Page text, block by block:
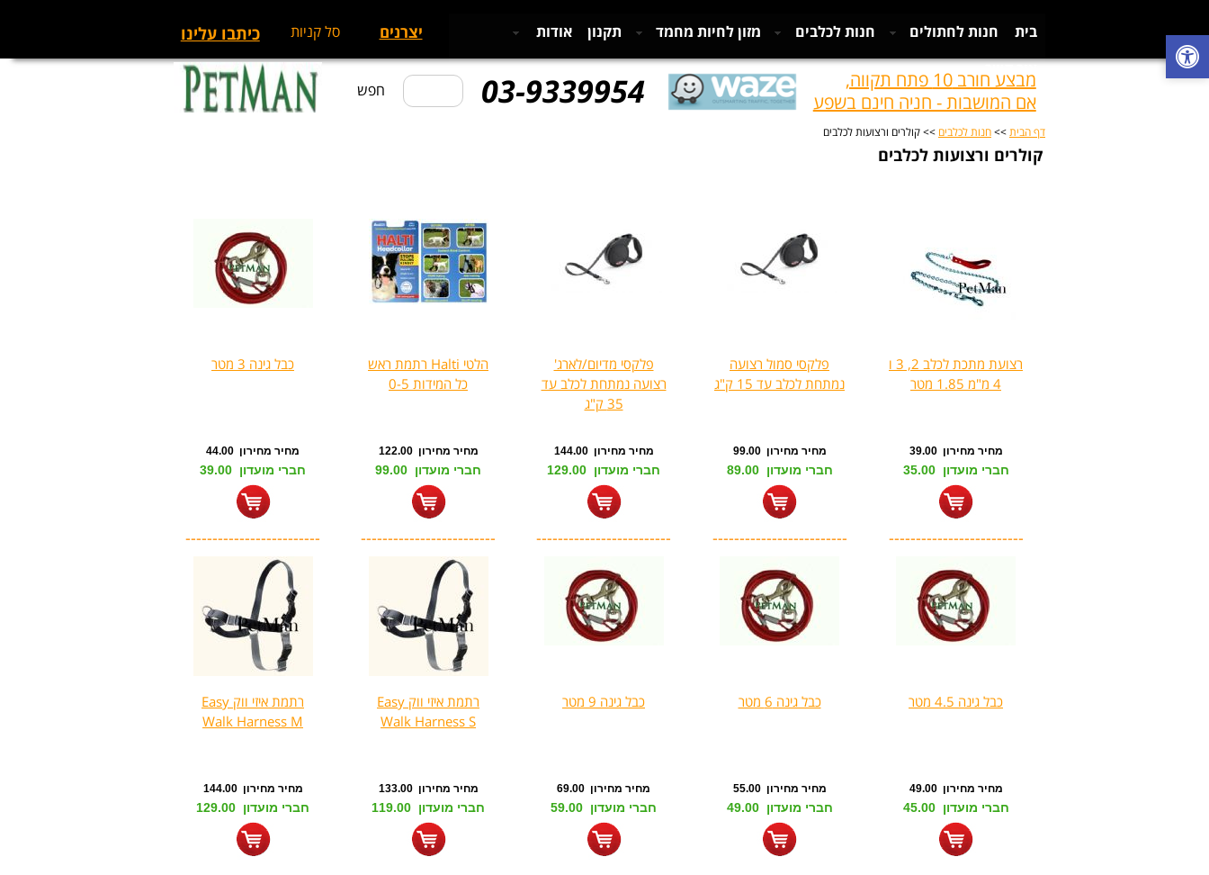
בית חנות לחתולים חנות לכלבים מזון לחיות מחמד תקנון אודות כיתבו עלינו סל קניות יצרנים
מבצע חורב 10 פתח תקווה,
אם המושבות - חניה חינם בשפע
חפש 03-9339954
דף הבית >> חנות לכלבים >> קולרים ורצועות לכלבים
קולרים ורצועות לכלבים
רצועת מתכת לכלב 2, 3 ו
4 מ"מ 1.85 מטר
מחיר מחירון 39.00
חברי מועדון 35.00
-------------------------
פלקסי סמול רצועה
נמתחת לכלב עד 15 ק"ג
מחיר מחירון 99.00
חברי מועדון 89.00
-------------------------
פלקסי מדיום/לארג'
רצועה נמתחת לכלב עד
35 ק"ג
מחיר מחירון 144.00
חברי מועדון 129.00
-------------------------
הלטי Halti רתמת ראש
כל המידות 0-5
מחיר מחירון 122.00
חברי מועדון 99.00
-------------------------
כבל גינה 3 מטר
מחיר מחירון 44.00
חברי מועדון 39.00
-------------------------
כבל גינה 4.5 מטר
מחיר מחירון 49.00
חברי מועדון 45.00
כבל גינה 6 מטר
מחיר מחירון 55.00
חברי מועדון 49.00
כבל גינה 9 מטר
מחיר מחירון 69.00
חברי מועדון 59.00
רתמת איזי ווק Easy
Walk Harness S
מחיר מחירון 133.00
חברי מועדון 119.00
רתמת איזי ווק Easy
Walk Harness M
מחיר מחירון 144.00
חברי מועדון 129.00